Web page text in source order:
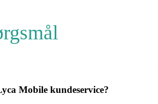
Mobile kundeservice?